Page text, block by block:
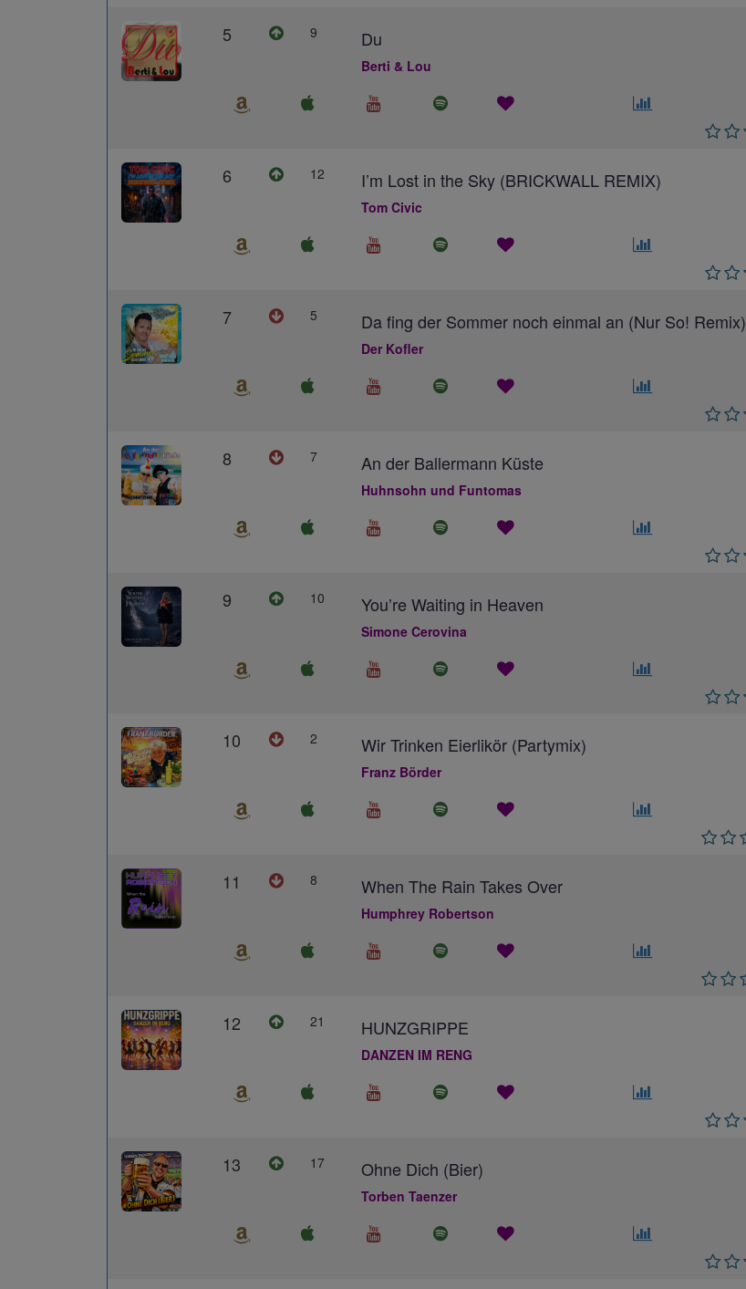
5 9 Du
Berti & Lou
6 12 I’m Lost in the Sky (BRICKWALL REMIX)
Tom Civic
7 5 Da fing der Sommer noch einmal an (Nur So! Remix)
Der Kofler
8 7 An der Ballermann Küste
Huhnsohn und Funtomas
9 10 You’re Waiting in Heaven
Simone Cerovina
10 2 Wir Trinken Eierlikör (Partymix)
Franz Börder
11 8 When The Rain Takes Over
Humphrey Robertson
12 21 HUNZGRIPPE
DANZEN IM RENG
13 17 Ohne Dich (Bier)
Torben Taenzer